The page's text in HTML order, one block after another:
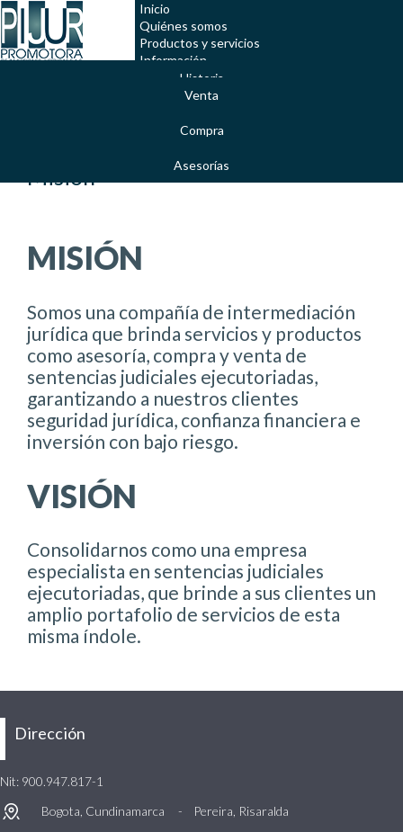
Inicio
Quiénes somos
Historia
Productos y servicios
Venta
Compra
Asesorías
Información
Misión
MISIÓN
Somos una compañía de intermediación
jurídica que brinda servicios y productos
como asesoría, compra y venta de
sentencias judiciales ejecutoriadas,
garantizando a nuestros clientes
seguridad jurídica, confianza financiera e
inversión con bajo riesgo.
VISIÓN
Consolidarnos como una empresa
especialista en sentencias judiciales
ejecutoriadas, que brinde a sus clientes un
amplio portafolio de servicios de esta
misma índole.
Dirección
Nit: 900.947.817-1
Bogota, Cundinamarca -
Pereira, Risaralda